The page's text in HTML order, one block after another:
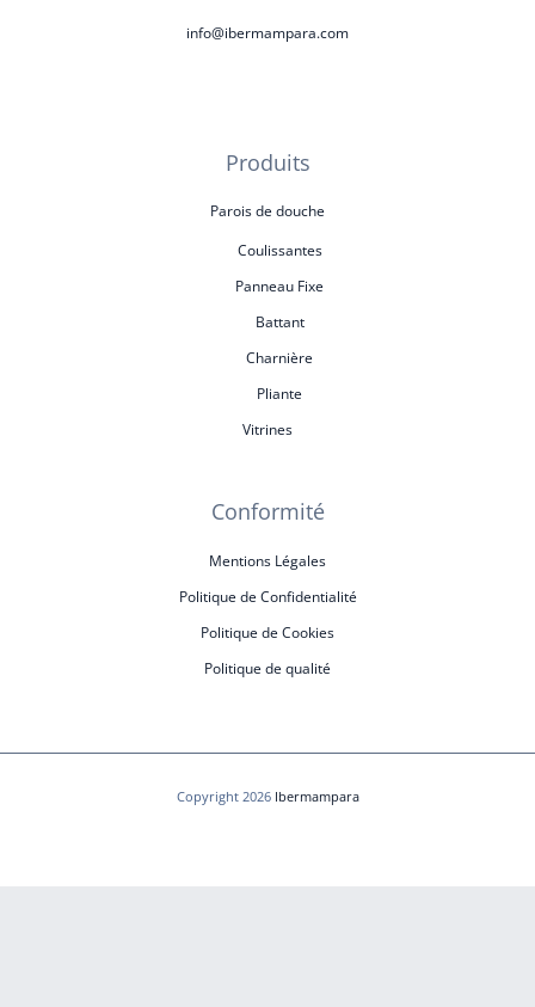
info@ibermampara.com
Produits
Parois de douche
Coulissantes
Panneau Fixe
Battant
Charnière
Pliante
Vitrines
Conformité
Mentions Légales
Politique de Confidentialité
Politique de Cookies
Politique de qualité
Copyright 2026 Ibermampara